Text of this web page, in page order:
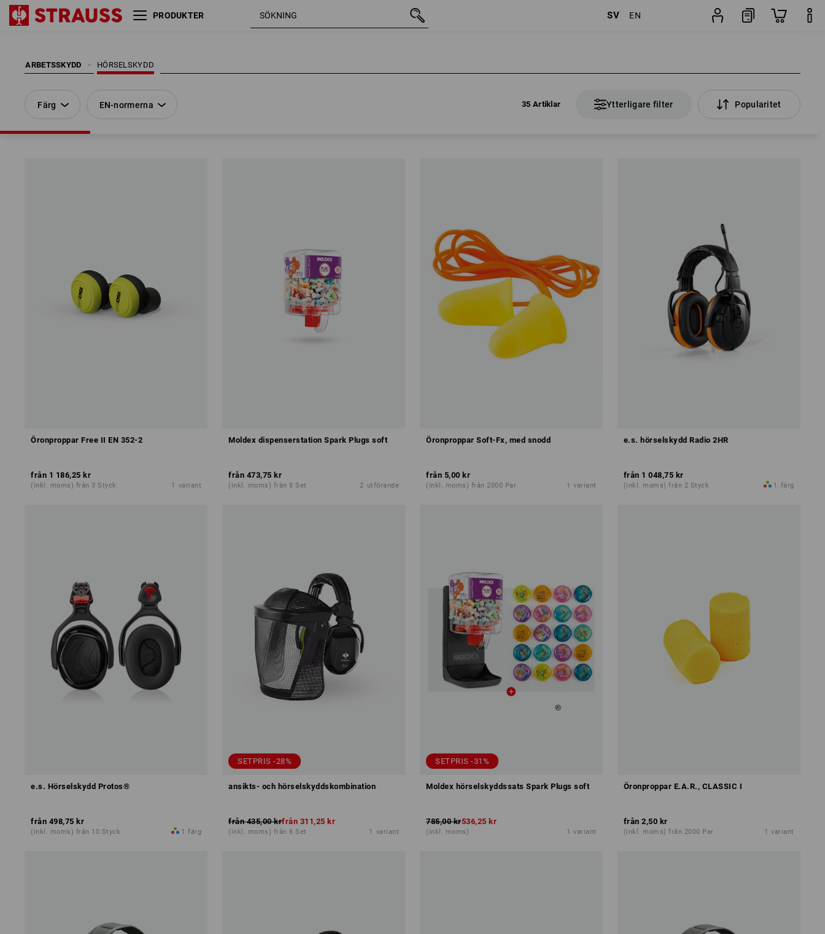
PRODUKTER SV EN
ARBETSSKYDD HÖRSELSKYDD
Färg EN-normerna 35 Artiklar Ytterligare filter Popularitet
Färg EN-normerna
Öronproppar Free II EN 352-2
från 1 186,25 kr
(inkl. moms) från 3 Styck 1 variant
Moldex dispenserstation Spark Plugs soft
från 473,75 kr
(inkl. moms) från 8 Set 2 utförande
Öronproppar Soft-Fx, med snodd
från 5,00 kr
(inkl. moms) från 2000 Par 1 variant
e.s. hörselskydd Radio 2HR
från 1 048,75 kr
(inkl. moms) från 2 Styck 1 färg
e.s. Hörselskydd Protos®
från 498,75 kr
(inkl. moms) från 10 Styck 1 färg
SETPRIS -28%
ansikts- och hörselskyddskombination
från 435,00 krfrån 311,25 kr
(inkl. moms) från 6 Set 1 variant
SETPRIS -31%
Moldex hörselskyddssats Spark Plugs soft
785,00 kr536,25 kr
(inkl. moms) 1 variant
Öronproppar E.A.R., CLASSIC I
från 2,50 kr
(inkl. moms) från 2000 Par 1 variant